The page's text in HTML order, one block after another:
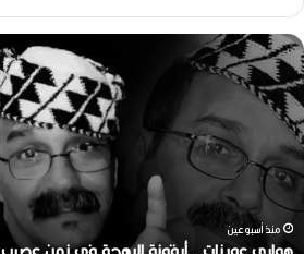
ه
و
ا
ر
ي
ع
و
ي
منذ أسبوعين